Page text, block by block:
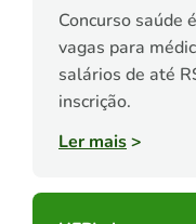
Concurso saúde
vagas para
salários de até
inscrição.
Ler mais>